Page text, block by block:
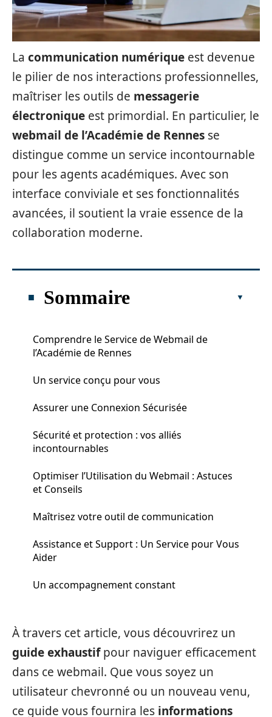
La communication numérique est devenue
le pilier de nos interactions professionnelles,
maîtriser les outils de messagerie
électronique est primordial. En particulier, le
webmail de l’Académie de Rennes se
distingue comme un service incontournable
pour les agents académiques. Avec son
interface conviviale et ses fonctionnalités
avancées, il soutient la vraie essence de la
collaboration moderne.
Sommaire
Comprendre le Service de Webmail de
l’Académie de Rennes
Un service conçu pour vous
Assurer une Connexion Sécurisée
Sécurité et protection : vos alliés
incontournables
Optimiser l’Utilisation du Webmail : Astuces
et Conseils
Maîtrisez votre outil de communication
Assistance et Support : Un Service pour Vous
Aider
Un accompagnement constant
À travers cet article, vous découvrirez un
guide exhaustifpour naviguer efficacement
dans ce webmail. Que vous soyez un
utilisateur chevronné ou un nouveau venu,
ce guide vous fournira les informations